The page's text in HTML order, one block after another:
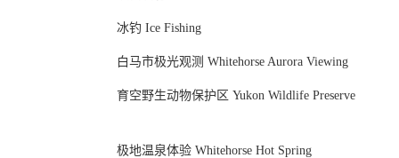
冰钓 Ice Fishing
白马市极光观测 Whitehorse Aurora Viewing
育空野生动物保护区 Yukon Wildlife Preserve
极地温泉体验 Whitehorse Hot Spring